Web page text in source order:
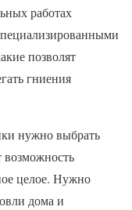
работах
позволят
гниения
нужно выбрать
возможность
целое. Нужно
дома и